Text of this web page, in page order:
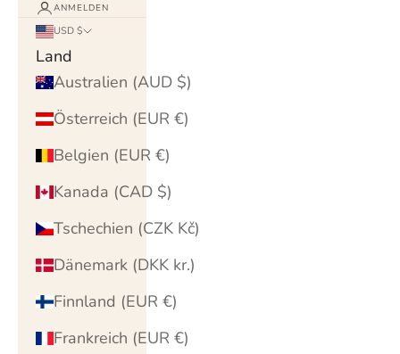
ANMELDEN
USD $
Land
Australien (AUD $)
Österreich (EUR €)
Belgien (EUR €)
Kanada (CAD $)
Tschechien (CZK Kč)
Dänemark (DKK kr.)
Finnland (EUR €)
Frankreich (EUR €)